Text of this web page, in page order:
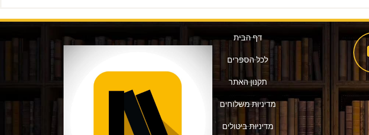
דף הבית
לכל הספרים
תקנון האתר
מדיניות משלוחים
מדיניות ביטולים